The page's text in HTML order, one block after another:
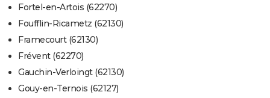
Fortel-en-Artois (62270)
Foufflin-Ricametz (62130)
Framecourt (62130)
Frévent (62270)
Gauchin-Verloingt (62130)
Gouy-en-Ternois (62127)